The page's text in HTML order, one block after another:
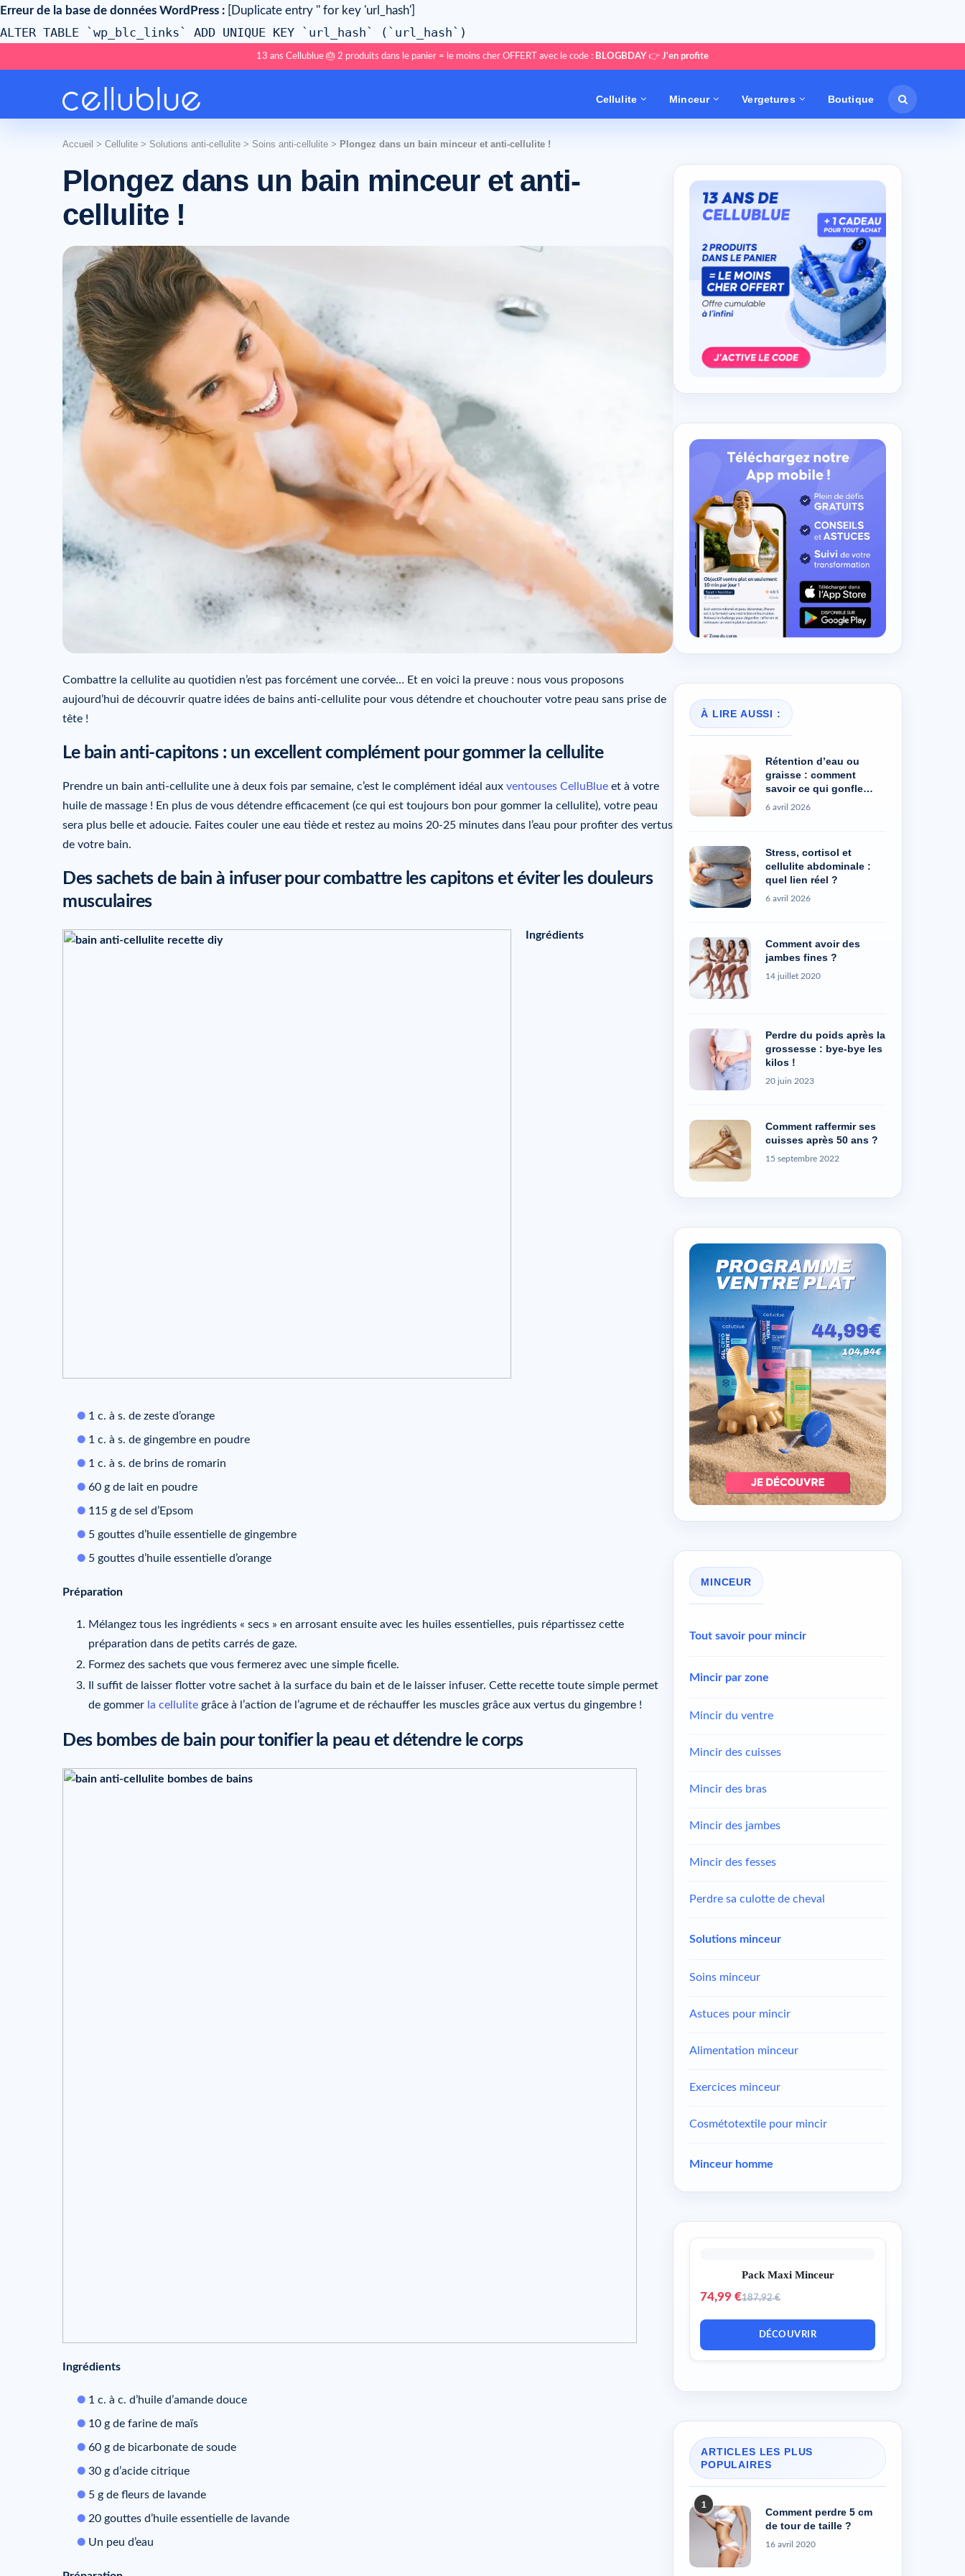
Erreur de la base de données WordPress : [Duplicate entry '' for key 'url_hash']
ALTER TABLE `wp_blc_links` ADD UNIQUE KEY `url_hash` (`url_hash`)
13 ans Cellublue 🎂 2 produits dans le panier = le moins cher OFFERT avec le code : BLOGBDAY 👉 J'en profite
Cellulite Minceur Vergetures Boutique
Accueil > Cellulite > Solutions anti-cellulite > Soins anti-cellulite > Plongez dans un bain minceur et anti-cellulite !
Plongez dans un bain minceur et anti-
cellulite !
Combattre la cellulite au quotidien n’est pas forcément une corvée… Et en voici la preuve : nous vous proposons
aujourd’hui de découvrir quatre idées de bains anti-cellulite pour vous détendre et chouchouter votre peau sans prise de
tête !
Le bain anti-capitons : un excellent complément pour gommer la cellulite
Prendre un bain anti-cellulite une à deux fois par semaine, c’est le complément idéal aux ventouses CelluBlue et à votre
huile de massage ! En plus de vous détendre efficacement (ce qui est toujours bon pour gommer la cellulite), votre peau
sera plus belle et adoucie. Faites couler une eau tiède et restez au moins 20-25 minutes dans l’eau pour profiter des vertus
de votre bain.
Des sachets de bain à infuser pour combattre les capitons et éviter les douleurs
musculaires
Ingrédients
1 c. à s. de zeste d’orange
1 c. à s. de gingembre en poudre
1 c. à s. de brins de romarin
60 g de lait en poudre
115 g de sel d’Epsom
5 gouttes d’huile essentielle de gingembre
5 gouttes d’huile essentielle d’orange
Préparation
Mélangez tous les ingrédients « secs » en arrosant ensuite avec les huiles essentielles, puis répartissez cette
préparation dans de petits carrés de gaze.
Formez des sachets que vous fermerez avec une simple ficelle.
Il suffit de laisser flotter votre sachet à la surface du bain et de le laisser infuser. Cette recette toute simple permet
de gommer la cellulite grâce à l’action de l’agrume et de réchauffer les muscles grâce aux vertus du gingembre !
Des bombes de bain pour tonifier la peau et détendre le corps
Ingrédients
1 c. à c. d’huile d’amande douce
10 g de farine de maïs
60 g de bicarbonate de soude
30 g d’acide citrique
5 g de fleurs de lavande
20 gouttes d’huile essentielle de lavande
Un peu d’eau
À LIRE AUSSI :
Rétention d’eau ou
graisse : comment
savoir ce qui gonfle
vraiment ?
6 avril 2026
Stress, cortisol et
cellulite abdominale :
quel lien réel ?
6 avril 2026
Comment avoir des
jambes fines ?
14 juillet 2020
Perdre du poids après la
grossesse : bye-bye les
kilos !
20 juin 2023
Comment raffermir ses
cuisses après 50 ans ?
15 septembre 2022
MINCEUR
Tout savoir pour mincir
Mincir par zone
Mincir du ventre
Mincir des cuisses
Mincir des bras
Mincir des jambes
Mincir des fesses
Perdre sa culotte de cheval
Solutions minceur
Soins minceur
Astuces pour mincir
Alimentation minceur
Exercices minceur
Cosmétotextile pour mincir
Minceur homme
Pack Maxi Minceur
74,99 €187,92 €
DÉCOUVRIR
ARTICLES LES PLUS
POPULAIRES
1
Comment perdre 5 cm
de tour de taille ?
16 avril 2020